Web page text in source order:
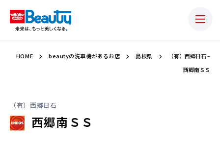
HOME beautyの洗車機があるお店 島根県
（有）西郷日石 –
西郷南ＳＳ
（有）西郷日石
西郷南ＳＳ